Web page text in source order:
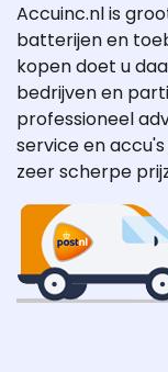
Accuinc.nl is
batterijen en
kopen doet u
bedrijven en
professioneel
service en
zeer scherpe